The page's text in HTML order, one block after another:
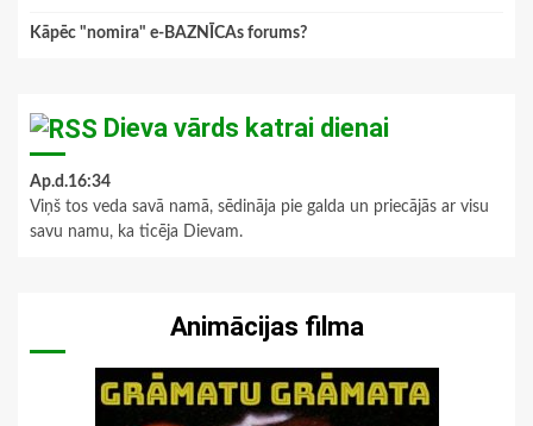
Kāpēc "nomira" e-BAZNĪCAs forums?
Dieva vārds katrai dienai
Ap.d.16:34
Viņš tos veda savā namā, sēdināja pie galda un priecājās ar visu
savu namu, ka ticēja Dievam.
Animācijas filma